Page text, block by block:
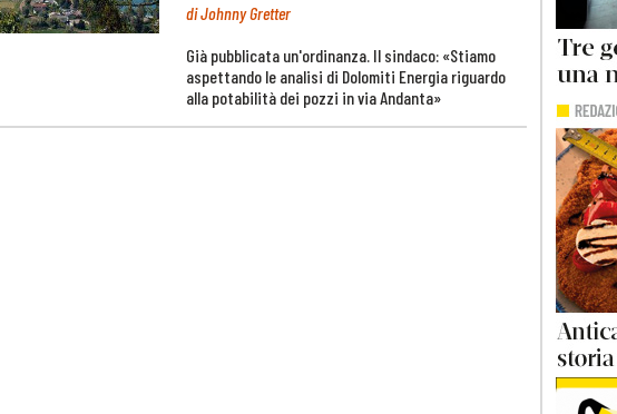
di Johnny Gretter
Già pubblicata un'ordinanza. Il sindaco: «Stiamo
aspettando le analisi di Dolomiti Energia riguardo
alla potabilità dei pozzi in via Andanta»